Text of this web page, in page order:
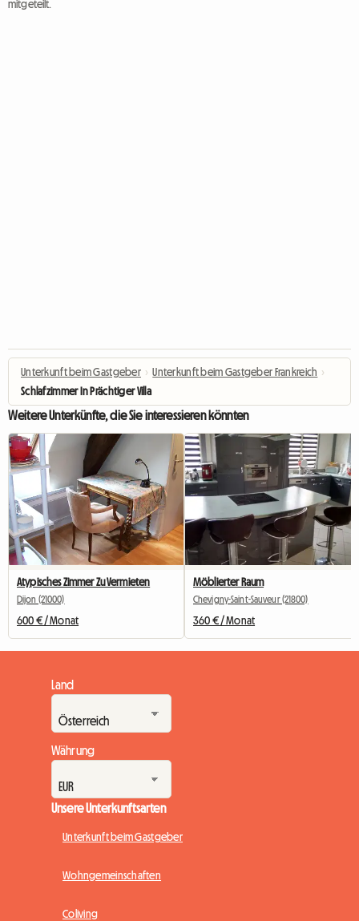
mitgeteilt.
Unterkunft beim Gastgeber › Unterkunft beim Gastgeber Frankreich ›
Schlafzimmer In Prächtiger Villa
Weitere Unterkünfte, die Sie interessieren könnten
Atypisches Zimmer Zu Vermieten
Dijon (21000)
600 € / Monat
Möblierter Raum
Chevigny-Saint-Sauveur (21800)
360 € / Monat
Land
Währung
Unsere Unterkunftsarten
Unterkunft beim Gastgeber
Wohngemeinschaften
Coliving